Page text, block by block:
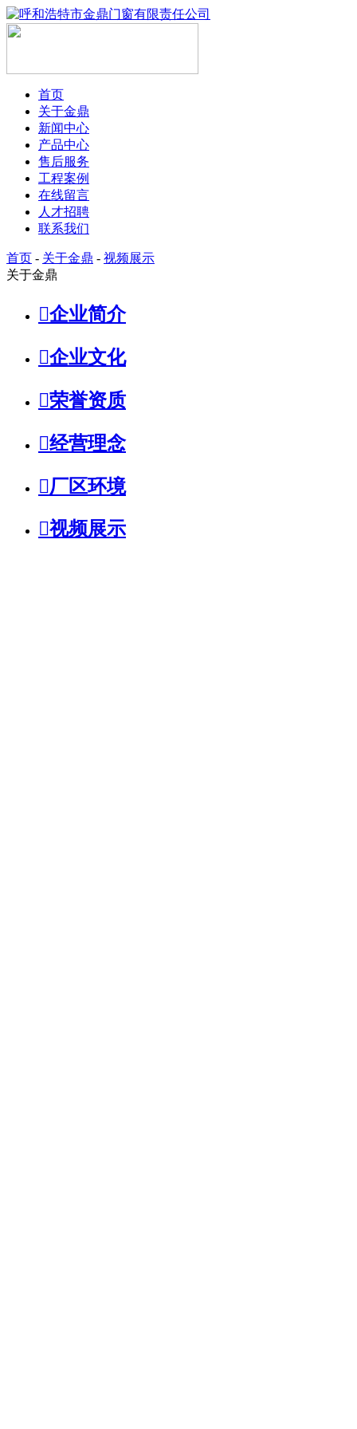
首页
关于金鼎
新闻中心
产品中心
售后服务
工程案例
在线留言
人才招聘
联系我们
首页 - 关于金鼎 - 视频展示
关于金鼎
企业简介
企业文化
荣誉资质
经营理念
厂区环境
视频展示